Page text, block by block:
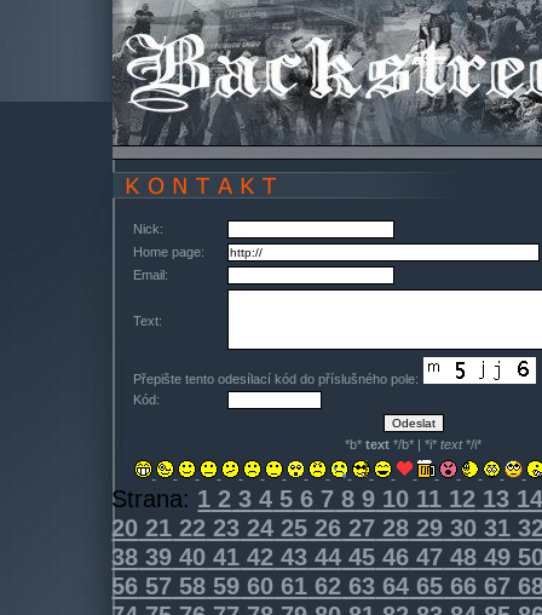
Nick:
Home page:
Email:
Text:
Přepište tento odesílací kód do příslušného pole:
Kód:
*b*text */b* | *i*text*/i*
Strana: 1 2 3 4 5 6 7 8 9 10 11 12 13
20 21 22 23 24 25 26 27 28 29 30 31
38 39 40 41 42 43 44 45 46 47 48 49
56 57 58 59 60 61 62 63 64 65 66 67